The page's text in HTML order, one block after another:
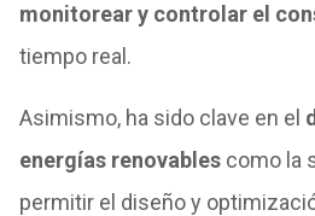
monitorear y controlar el
tiempo real.
Asimismo, ha sido clave en el
energías renovablescomo la
permitir el diseño y